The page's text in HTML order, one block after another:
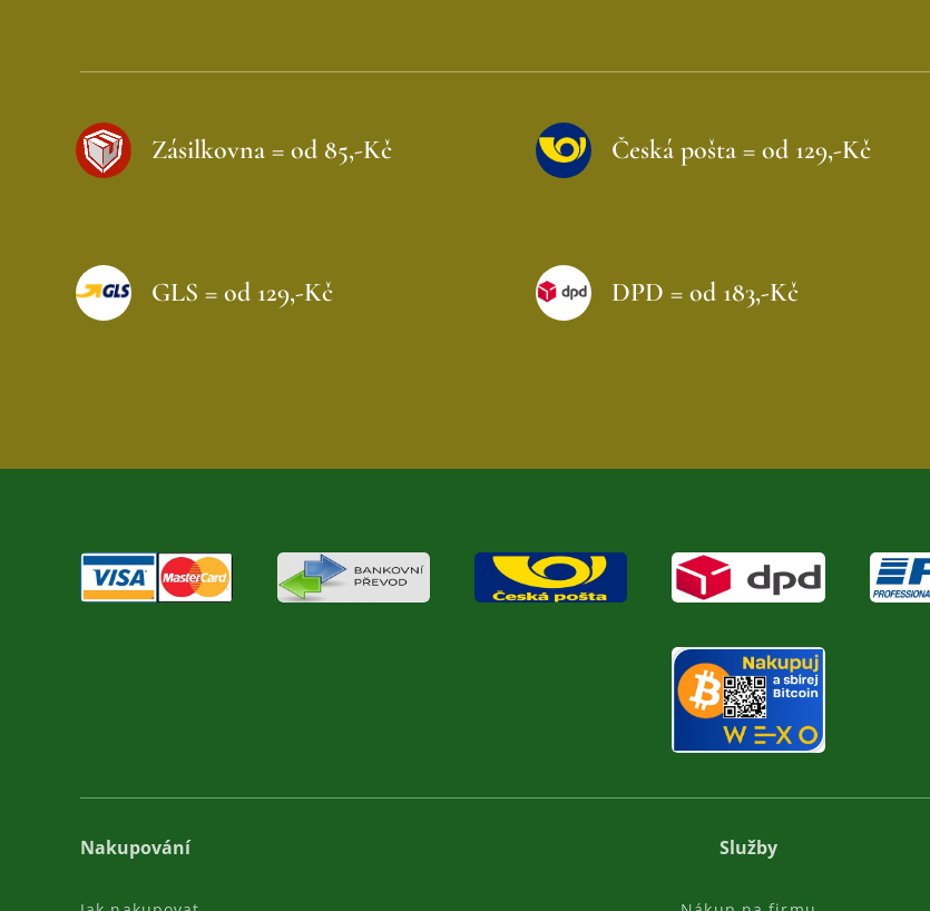
Zásilkovna = od 85,-Kč Česká pošta = od 129,-Kč
GLS = od 129,-Kč DPD = od 183,-Kč
Nakupování Služby